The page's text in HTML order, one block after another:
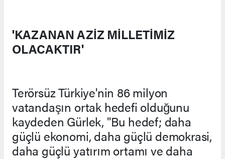
'KAZANAN AZİZ MİLLETİMİZ
OLACAKTIR'
Terörsüz Türkiye'nin 86 milyon
vatandaşın ortak hedefi olduğunu
kaydeden Gürlek, "Bu hedef; daha
güçlü ekonomi, daha güçlü demokrasi,
daha güçlü yatırım ortamı ve daha